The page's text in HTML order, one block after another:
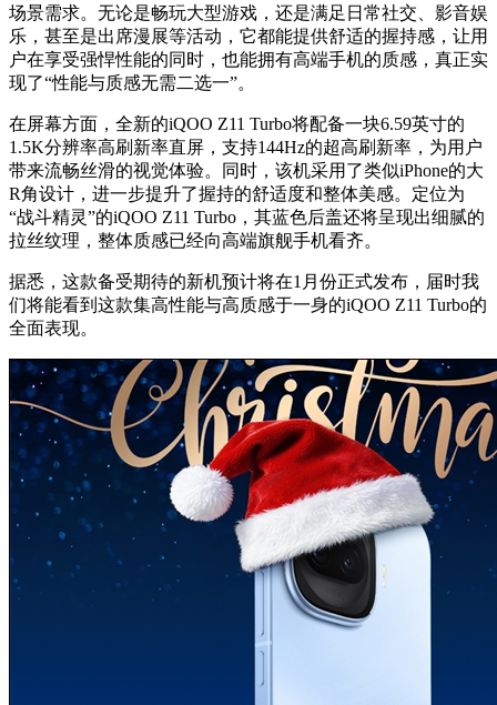
场景需求。无论是畅玩大型游戏，还是满足日常社交、影音娱
乐，甚至是出席漫展等活动，它都能提供舒适的握持感，让用
户在享受强悍性能的同时，也能拥有高端手机的质感，真正实
现了“性能与质感无需二选一”。
在屏幕方面，全新的iQOO Z11 Turbo将配备一块6.59英寸的
1.5K分辨率高刷新率直屏，支持144Hz的超高刷新率，为用户
带来流畅丝滑的视觉体验。同时，该机采用了类似iPhone的大
R角设计，进一步提升了握持的舒适度和整体美感。定位为
“战斗精灵”的iQOO Z11 Turbo，其蓝色后盖还将呈现出细腻的
拉丝纹理，整体质感已经向高端旗舰手机看齐。
据悉，这款备受期待的新机预计将在1月份正式发布，届时我
们将能看到这款集高性能与高质感于一身的iQOO Z11 Turbo的
全面表现。